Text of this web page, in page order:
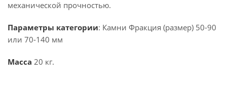
механической прочностью.
Параметры категории: Камни Фракция (размер) 50-90
или 70-140 мм
Масса 20 кг.